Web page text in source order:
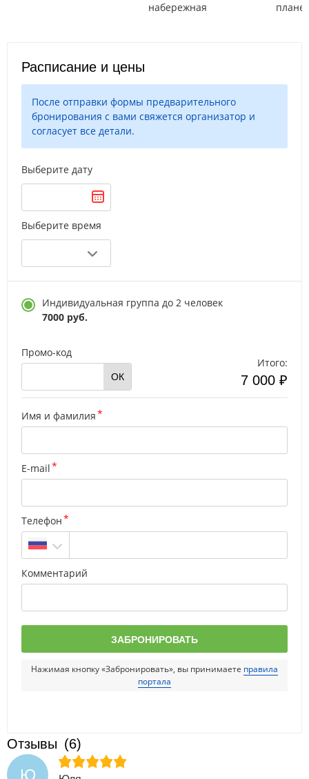
набережная
Расписание и цены
После отправки формы предварительного
бронирования с вами свяжется организатор и
согласует все детали.
Выберите дату
Выберите время
Индивидуальная группа до 2 человек
7000 руб.
Промо-код
ОК
Итого:
7 000 ₽
Имя и фамилия
E-mail
Телефон
Комментарий
Нажимая кнопку «Забронировать», вы принимаете правила
портала
Отзывы (6)
Ю